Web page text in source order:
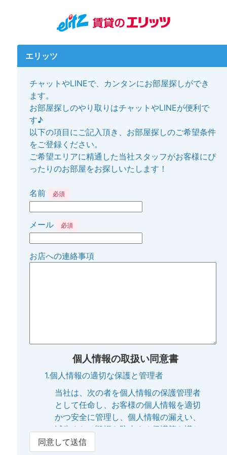
エリッツ
チャットやLINEで、カンタンにお部屋探しができ
ます。
お部屋探しのやり取りはチャットやLINEが便利で
す♪
以下の項目にご記入頂き、お部屋探しのご希望条件
をご登録ください。
ご希望エリアに精通した当社スタッフがお客様にぴ
ったりのお部屋をお探しいたします！
名前 必須
メール 必須
お店への連絡事項
個人情報の取扱い同意書
1.個人情報の適切な保護と管理者
当社は、次の者を個人情報の保護管理者
として任命し、お客様の個人情報を適切
かつ安全に管理し、個人情報の漏えい、
滅失または毀損を防止する保護策を講じ
ています。
同意して送信